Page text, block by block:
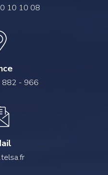
10 10 08
882 - 966